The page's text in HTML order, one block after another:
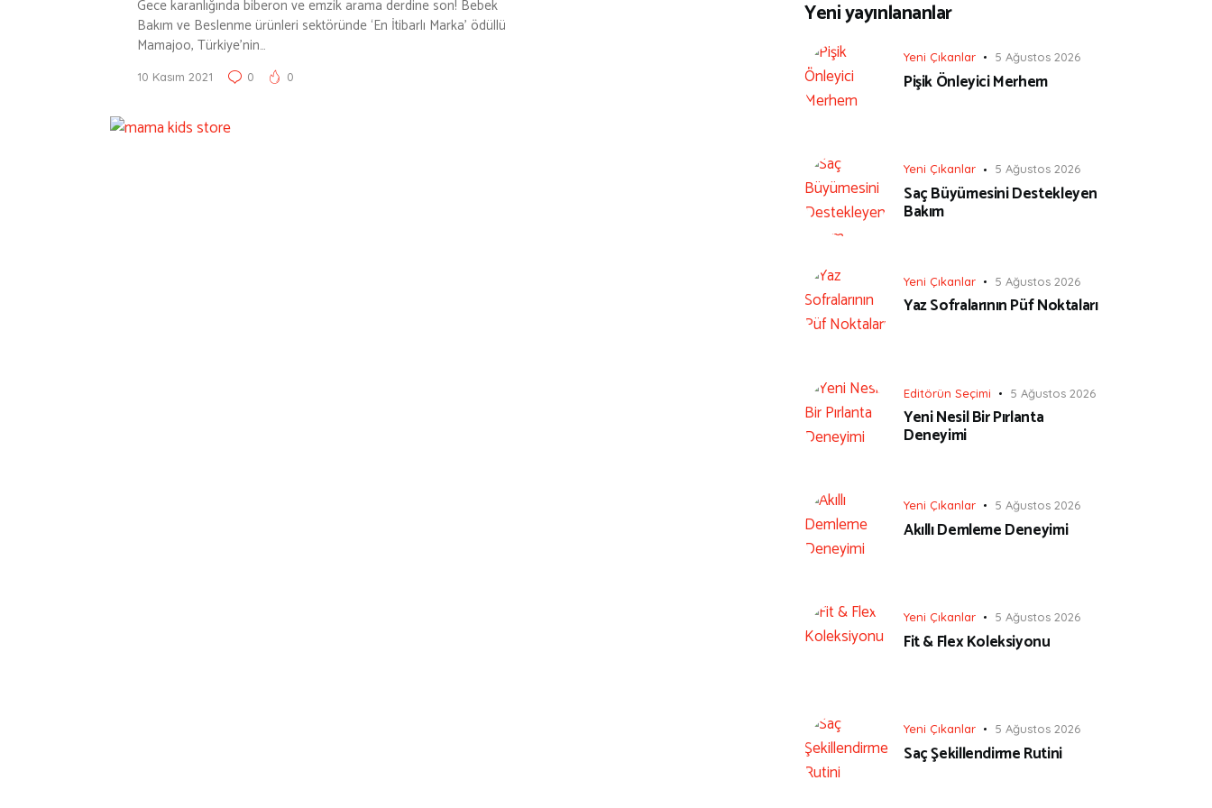
Gece karanlığında biberon ve emzik arama derdine son! Bebek
Bakım ve Beslenme ürünleri sektöründe ‘En İtibarlı Marka’ ödüllü
Mamajoo, Türkiye’nin…
10 Kasım 2021 0 0
Yeni yayınlananlar
Yeni Çıkanlar 5 Ağustos 2026
Pişik Önleyici Merhem
Yeni Çıkanlar 5 Ağustos 2026
Saç Büyümesini Destekleyen
Bakım
Yeni Çıkanlar 5 Ağustos 2026
Yaz Sofralarının Püf Noktaları
Editörün Seçimi 5 Ağustos 2026
Yeni Nesil Bir Pırlanta
Deneyimi
Yeni Çıkanlar 5 Ağustos 2026
Akıllı Demleme Deneyimi
Yeni Çıkanlar 5 Ağustos 2026
Fit & Flex Koleksiyonu
Yeni Çıkanlar 5 Ağustos 2026
Saç Şekillendirme Rutini